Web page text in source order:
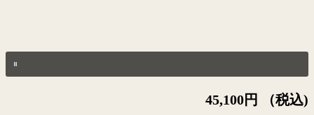
45,100円 （税込)